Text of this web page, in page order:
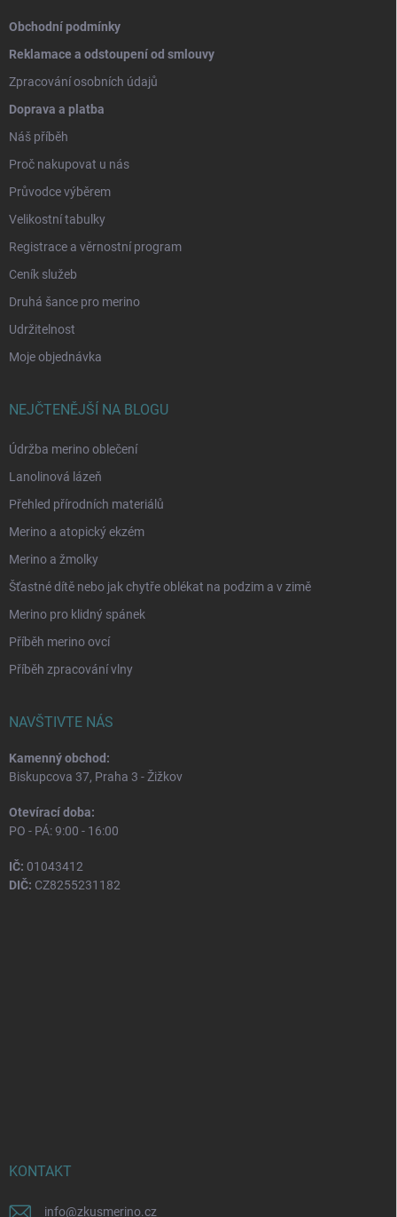
Obchodní podmínky
Reklamace a odstoupení od smlouvy
Zpracování osobních údajů
Doprava a platba
Náš příběh
Proč nakupovat u nás
Průvodce výběrem
Velikostní tabulky
Registrace a věrnostní program
Ceník služeb
Druhá šance pro merino
Udržitelnost
Moje objednávka
NEJČTENĚJŠÍ NA BLOGU
Údržba merino oblečení
Lanolinová lázeň
Přehled přírodních materiálů
Merino a atopický ekzém
Merino a žmolky
Šťastné dítě nebo jak chytře oblékat na podzim a v zimě
Merino pro klidný spánek
Příběh merino ovcí
Příběh zpracování vlny
NAVŠTIVTE NÁS
Kamenný obchod:
Biskupcova 37, Praha 3 - Žižkov
Otevírací doba:
PO - PÁ: 9:00 - 16:00
IČ: 01043412
DIČ: CZ8255231182
KONTAKT
info@zkusmerino.cz